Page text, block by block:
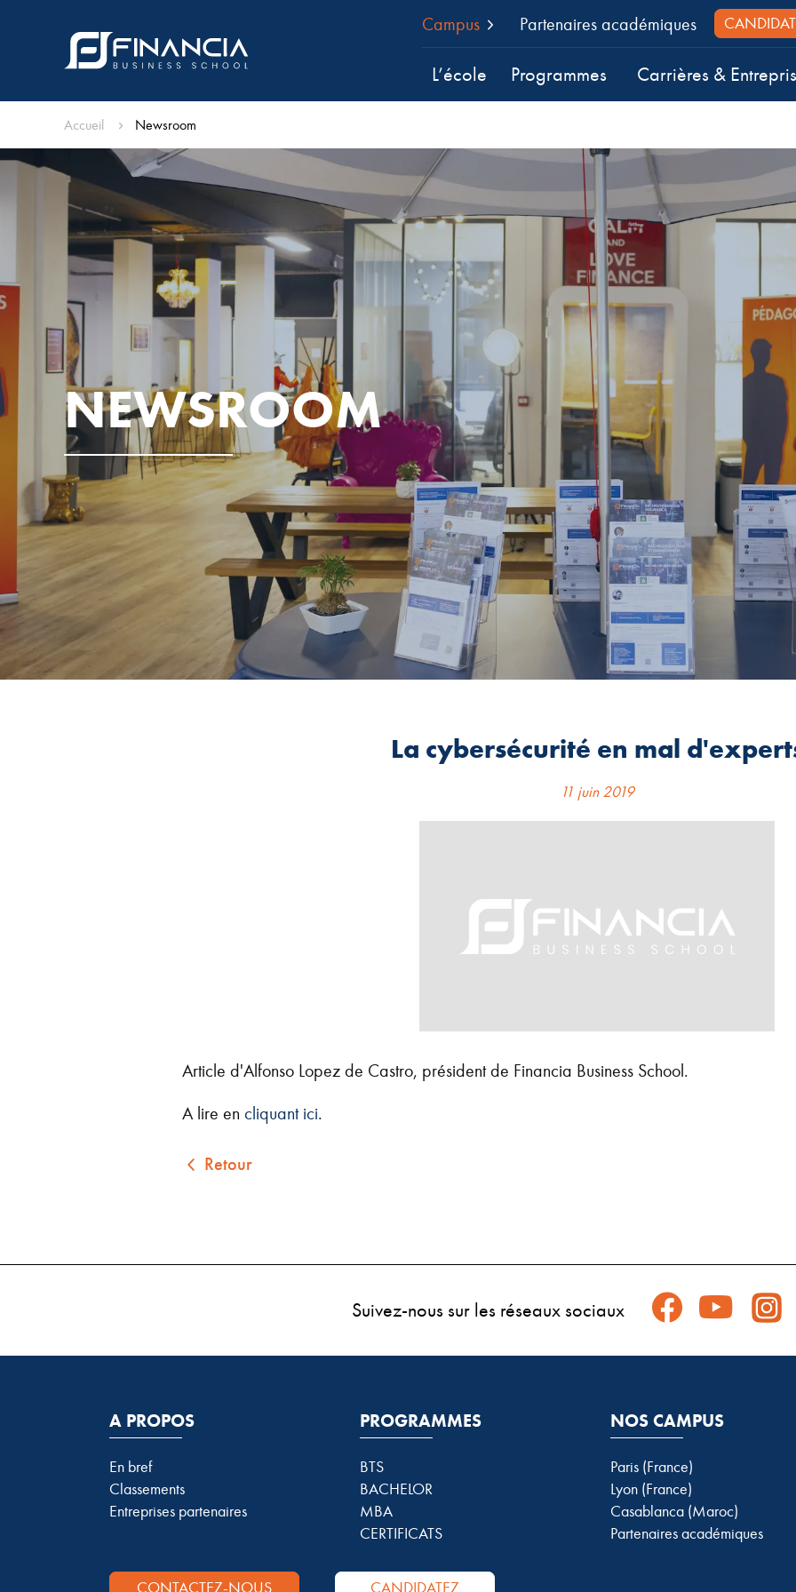
Campus Partenaires académiques
L’école Programmes Carrières &
Accueil Newsroom
NEWSROOM
La cybersécurité en mal
11 juin 2019
Article d'Alfonso Lopez de Castro, président de Financia Business School.
A lire en cliquant ici.
Retour
Suivez-nous sur les réseaux sociaux
A PROPOS
En bref
Classements
Entreprises partenaires
PROGRAMMES
BTS
BACHELOR
MBA
CERTIFICATS
CONTACTEZ-NOUS CANDIDATEZ
NOS CAMPUS
Paris (France)
Lyon (France)
Casablanca (Maroc)
Partenaires académiques